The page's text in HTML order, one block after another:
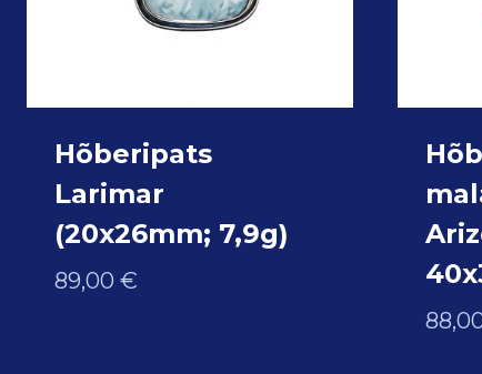
Hõberipats
Larimar
(20x26mm; 7,9g)
89,00 €